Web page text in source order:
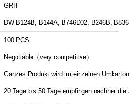
GRH
DW-B124B, B144A, B746D02, B246B, B836
100 PCS
Negotiable（very competitive）
Ganzes Produkt wird im einzelnen
20 Tage bis 50 Tage empfingen nachher die